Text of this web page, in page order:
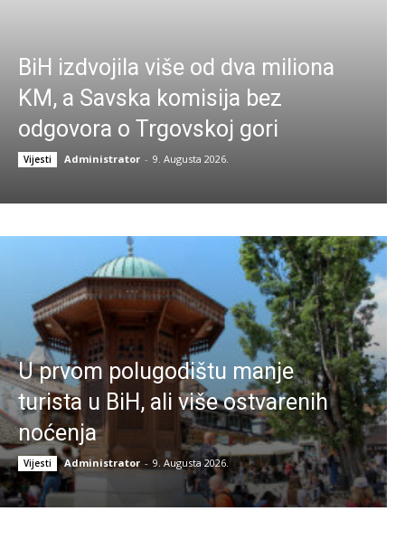
BiH izdvojila više od dva miliona
KM, a Savska komisija bez
odgovora o Trgovskoj gori
Vijesti Administrator - 9. Augusta 2026.
U prvom polugodištu manje
turista u BiH, ali više ostvarenih
noćenja
Vijesti Administrator - 9. Augusta 2026.